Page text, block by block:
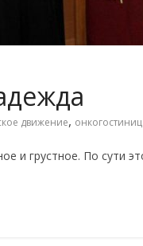
движение,
и грустное. По сути